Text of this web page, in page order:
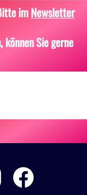
imNewsletter
können Sie gerne